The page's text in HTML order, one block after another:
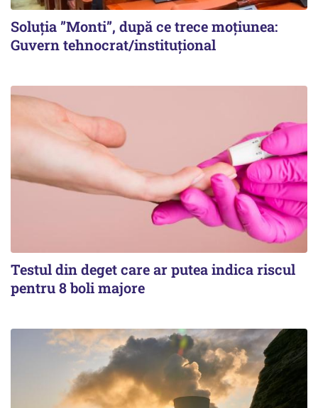
Soluția ”Monti”, după ce trece moțiunea:
Guvern tehnocrat/instituțional
Testul din deget care ar putea indica riscul
pentru 8 boli majore